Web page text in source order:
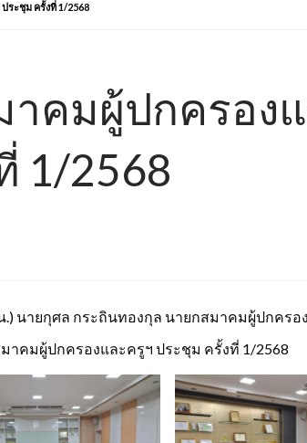
ระชุม ครั้งที่ 1/2568
คมผู้ปกครอง
1/2568
น.) นายกุศล กระถินทองกุล นายกสมาคมผู้ปกครอ
คมผู้ปกครองและครูฯ ประชุม ครั้งที่ 1/2568